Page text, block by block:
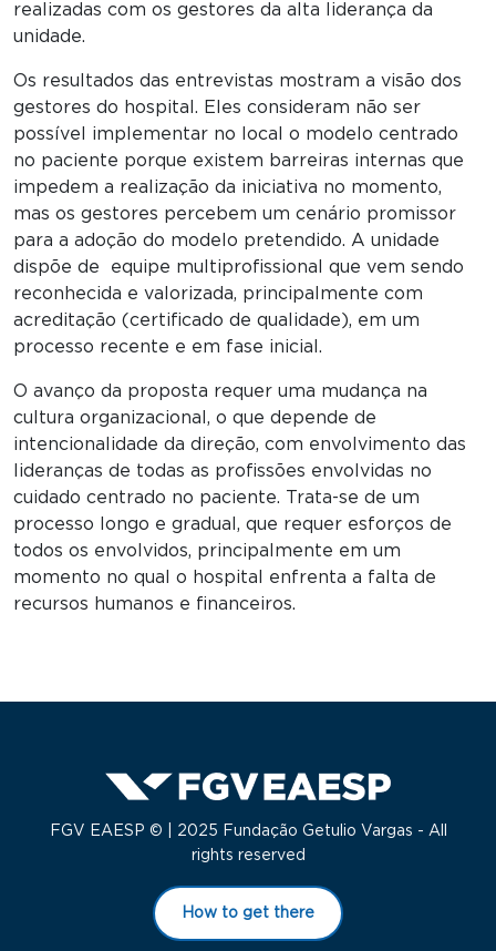
realizadas com os gestores da alta liderança da
unidade.
Os resultados das entrevistas mostram a visão dos
gestores do hospital. Eles consideram não ser
possível implementar no local o modelo centrado
no paciente porque existem barreiras internas que
impedem a realização da iniciativa no momento,
mas os gestores percebem um cenário promissor
para a adoção do modelo pretendido. A unidade
dispõe de equipe multiprofissional que vem sendo
reconhecida e valorizada, principalmente com
acreditação (certificado de qualidade), em um
processo recente e em fase inicial.
O avanço da proposta requer uma mudança na
cultura organizacional, o que depende de
intencionalidade da direção, com envolvimento das
lideranças de todas as profissões envolvidas no
cuidado centrado no paciente. Trata-se de um
processo longo e gradual, que requer esforços de
todos os envolvidos, principalmente em um
momento no qual o hospital enfrenta a falta de
recursos humanos e financeiros.
FGV EAESP © | 2025 Fundação Getulio Vargas - All
rights reserved
How to get there